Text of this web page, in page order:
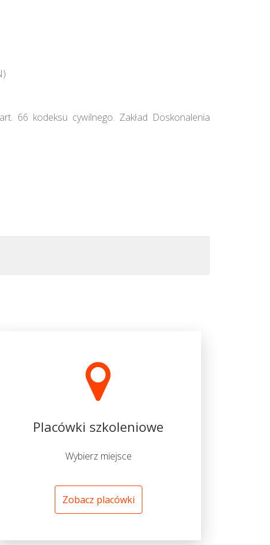
66 kodeksu cywilnego. Zakład Doskonalenia
Placówki szkoleniowe
Wybierz miejsce
Zobacz placówki